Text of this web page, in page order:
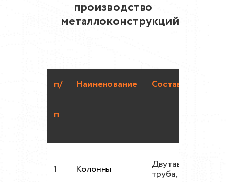
производство
металлоконструкций
п/
п
Наименование Состав
1 Колонны Двутавр, лист,
труба, уголок